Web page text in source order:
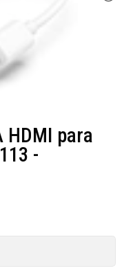
para
-